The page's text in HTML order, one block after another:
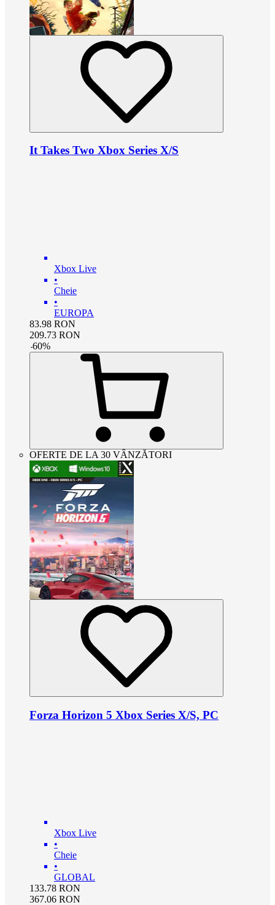
It Takes Two Xbox Series X/S
Xbox Live
•
Cheie
•
EUROPA
83.98 RON
209.73 RON
-60%
OFERTE DE LA 30 VÂNZĂTORI
Forza Horizon 5 Xbox Series X/S, PC
Xbox Live
•
Cheie
•
GLOBAL
133.78 RON
367.06 RON